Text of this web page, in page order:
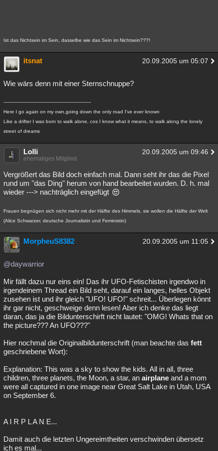
Ist das Nichtsein im Sein, dasselbe wie das Sein im Nichtsein???!
itsnat 20.09.2005 um 05:07
Wie wärs denn mit einer Sternschnuppe?
------------------------------------------------------------
Here I go again on my own,going down the only road I've ever known
Like a drifter I was born to walk alone, cos I know what it means, to walk along the lonely
street of dreams
Lolli 20.09.2005 um 09:46
ehemaliges Mitglied
Vergrößert das Bild doch einfach mal. Dann seht ihr das die Pixel
rund um "das Ding" herum von hand bearbeitet wurden. D. h. mal
wieder ---> nachträglich eingefügt
Frauen begnügen sich nicht mehr mit der Hälfte des Himmels, sie wollen die Hälfte der Welt
(Alice Schwarzer, deutsche Journalistin und Feministin)
MorpheuS8382 20.09.2005 um 11:05
@daywarrior
Mir fällt dazu nur eins ein! Das ihr UFO-Fetischisten irgendwo in
irgendeinem Thread ein Bild seht, darauf ein langes, helles Objekt
zusehen ist und ihr gleich "UFO! UFO!" schreit... Überlegen könnt
ihr gar nicht, geschweige denn lesen! Aber ich denke das liegt
daran, das ja die Bildunterschirft nicht lautet: "OMG! Whats that on
the picture??? An UFO???"
Hier nochmal die Originalbildunterschrift (man beachte das fett
geschriebene Wort):
Explanation: This was a sky to show the kids. All in all, three
children, three planets, the Moon, a star, an airplane and a mom
were all captured in one image near Great Salt Lake in Utah, USA
on September 6.
A I R P L A N E...
Damit auch die letzten Ungereimtheiten verschwinden übersetz
ich es mal...